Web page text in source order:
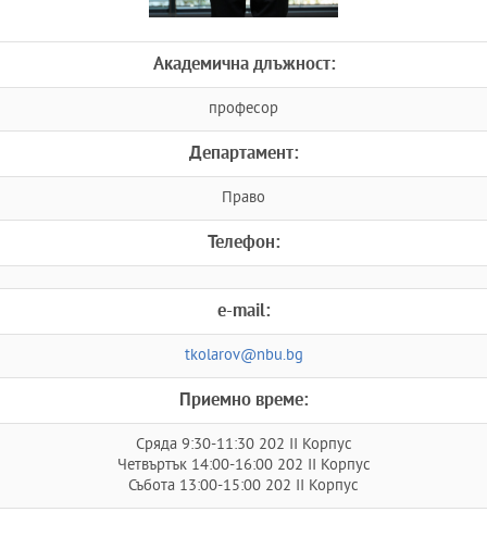
Академична длъжност:
професор
Департамент:
Право
Телефон:
e-mail:
tkolarov@nbu.bg
Приемно време:
Сряда 9:30-11:30 202 II Корпус
Четвъртък 14:00-16:00 202 II Корпус
Събота 13:00-15:00 202 II Корпус